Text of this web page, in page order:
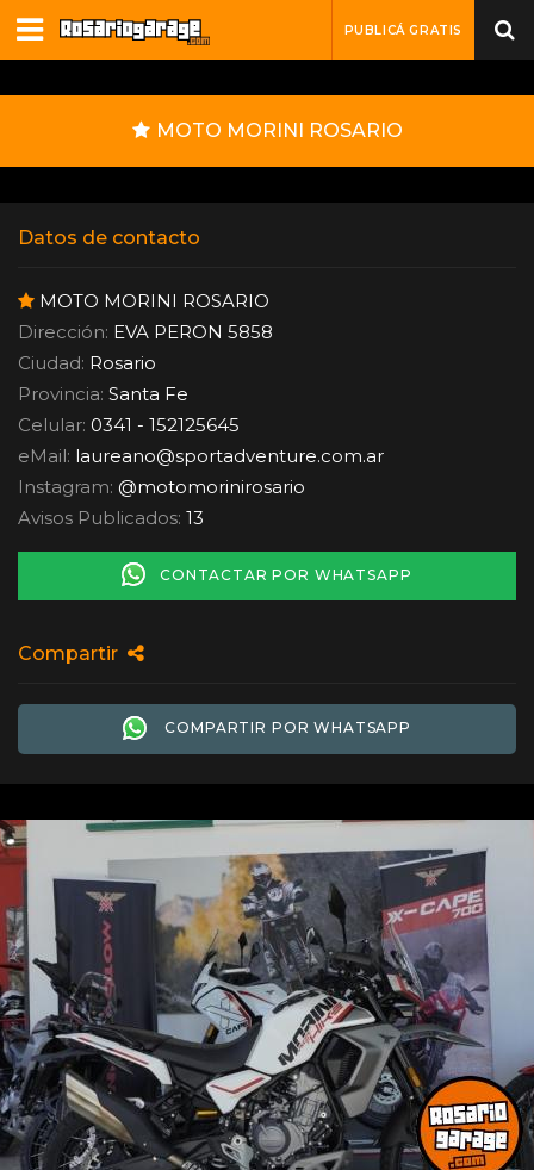
PUBLICÁ GRATIS
MOTO MORINI ROSARIO
Datos de contacto
MOTO MORINI ROSARIO
Dirección: EVA PERON 5858
Ciudad: Rosario
Provincia: Santa Fe
Celular: 0341 - 152125645
eMail: laureano@sportadventure.com.ar
Instagram: @motomorinirosario
Avisos Publicados: 13
CONTACTAR POR WHATSAPP
Compartir
COMPARTIR POR WHATSAPP